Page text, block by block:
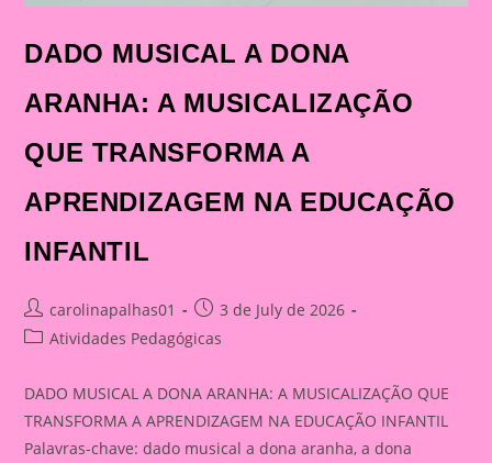
DADO MUSICAL A DONA
ARANHA: A MUSICALIZAÇÃO
QUE TRANSFORMA A
APRENDIZAGEM NA EDUCAÇÃO
INFANTIL
Post
author:
carolinapalhas01
Post
published:
3 de July de 2026
PostAtividades Pedagógicas
DADO MUSICAL A DONA ARANHA: A MUSICALIZAÇÃO QUE
TRANSFORMA A APRENDIZAGEM NA EDUCAÇÃO INFANTIL
Palavras-chave: dado musical a dona aranha, a dona